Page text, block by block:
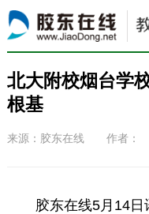
北大附校烟台学
根基
来源：胶东在线 作者：
胶东在线5月14日